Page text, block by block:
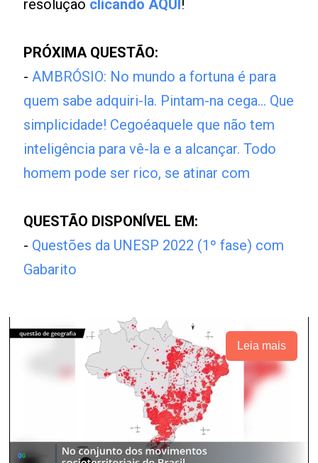
resolução clicando AQUI !
PRÓXIMA QUESTÃO:
-AMBRÓSIO: No mundo a fortuna é para
quem sabe adquiri-la. Pintam-na cega... Que
simplicidade! Cegoéaquele que não tem
inteligência para vê-la e a alcançar. Todo
homem pode ser rico, se atinar com
QUESTÃO DISPONÍVEL EM:
- Questões da UNESP 2022 (1º fase) com
Gabarito
Leia mais